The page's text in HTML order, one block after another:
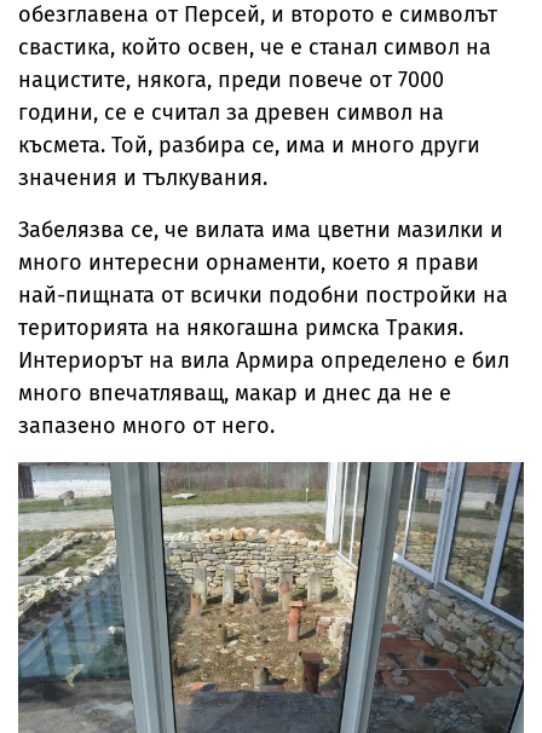
обезглавена от Персей, и второто е символът
свастика, който освен, че е станал символ на
нацистите, някога, преди повече от 7000
години, се е считал за древен символ на
късмета. Той, разбира се, има и много други
значения и тълкувания.
Забелязва се, че вилата има цветни мазилки и
много интересни орнаменти, което я прави
най-пищната от всички подобни постройки на
територията на някогашна римска Тракия.
Интериорът на вила Армира определено е бил
много впечатляващ, макар и днес да не е
запазено много от него.